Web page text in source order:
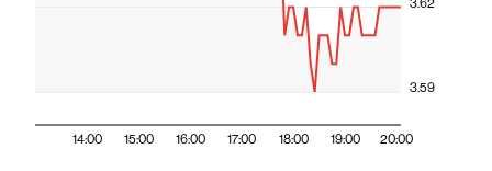
14:00 15:00 16:00 17:00 18:00 19:00 20:00
3.59